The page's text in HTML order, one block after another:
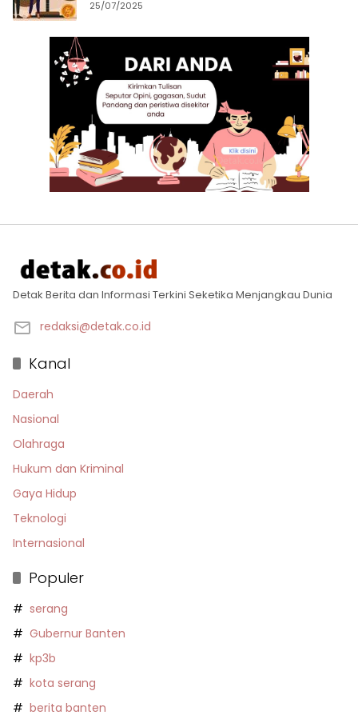
25/07/2025
Detak Berita dan Informasi Terkini Seketika Menjangkau Dunia
redaksi@detak.co.id
Kanal
Daerah
Nasional
Olahraga
Hukum dan Kriminal
Gaya Hidup
Teknologi
Internasional
Populer
serang
Gubernur Banten
kp3b
kota serang
berita banten